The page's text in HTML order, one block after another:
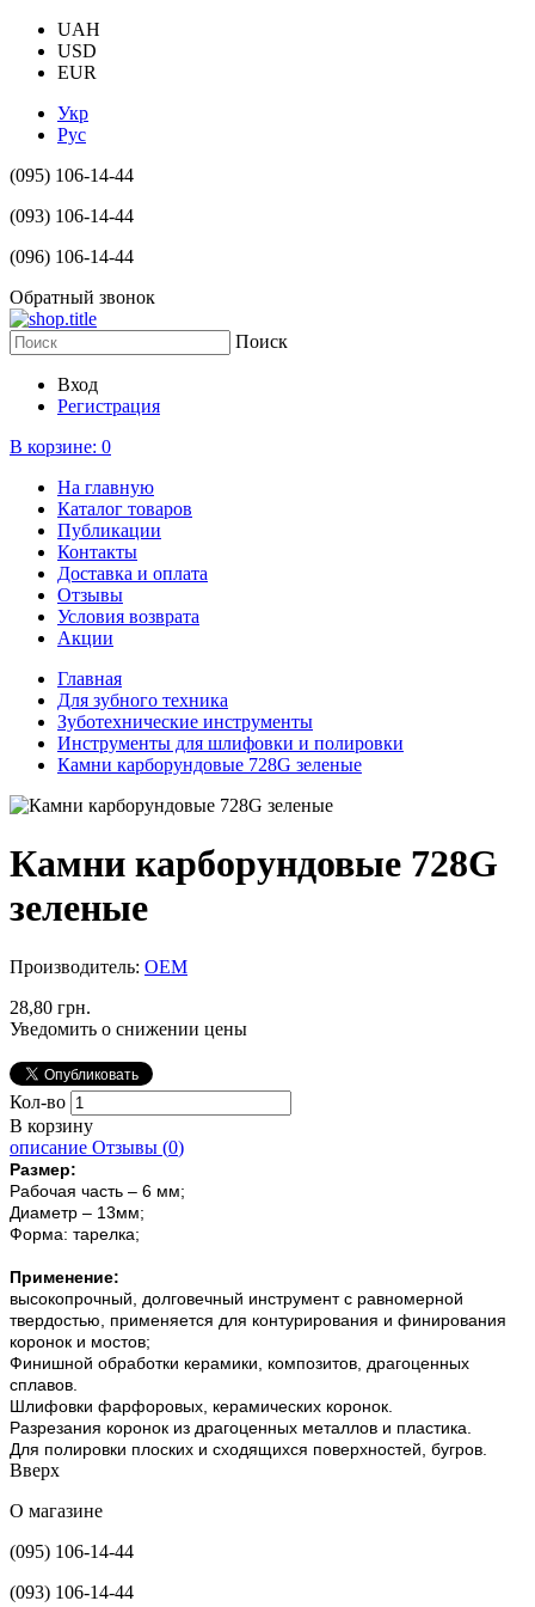
UAH
USD
EUR
Укр
Рус
(095) 106-14-44
(093) 106-14-44
(096) 106-14-44
Обратный звонок
Поиск
Вход
Регистрация
В корзине: 0
На главную
Каталог товаров
Публикации
Контакты
Доставка и оплата
Отзывы
Условия возврата
Акции
Главная
Для зубного техника
Зуботехнические инструменты
Инструменты для шлифовки и полировки
Камни карборундовые 728G зеленые
Камни карборундовые 728G
зеленые
Производитель: ОЕМ
28,80 грн.
Уведомить о снижении цены
Кол-во
В корзину
описание Отзывы (0)
Размер:
Рабочая часть – 6 мм;
Диаметр – 13мм;
Форма: тарелка;
Применение:
высокопрочный, долговечный инструмент с равномерной
твердостью, применяется для контурирования и финирования
коронок и мостов;
Финишной обработки керамики, композитов, драгоценных
сплавов.
Шлифовки фарфоровых, керамических коронок.
Разрезания коронок из драгоценных металлов и пластика.
Для полировки плоских и сходящихся поверхностей, бугров.
Вверх
О магазине
(095) 106-14-44
(093) 106-14-44